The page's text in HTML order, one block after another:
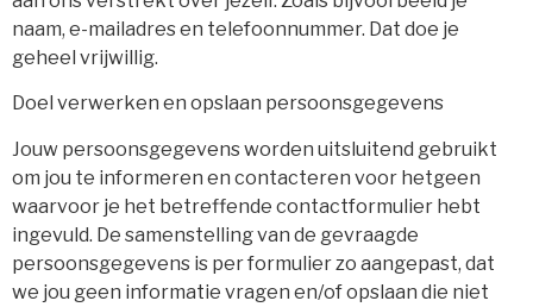
naam, e-mailadres en telefoonnummer. Dat doe je
geheel vrijwillig.
Doel verwerken en opslaan persoonsgegevens
Jouw persoonsgegevens worden uitsluitend gebruikt
om jou te informeren en contacteren voor hetgeen
waarvoor je het betreffende contactformulier hebt
ingevuld. De samenstelling van de gevraagde
persoonsgegevens is per formulier zo aangepast, dat
we jou geen informatie vragen en/of opslaan die niet